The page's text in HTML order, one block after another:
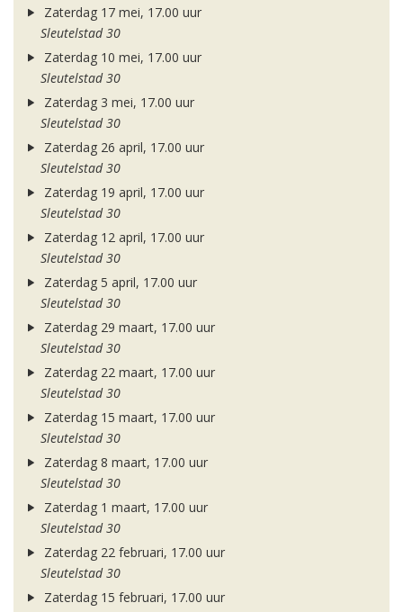
Zaterdag 17 mei, 17.00 uur
Sleutelstad 30
Zaterdag 10 mei, 17.00 uur
Sleutelstad 30
Zaterdag 3 mei, 17.00 uur
Sleutelstad 30
Zaterdag 26 april, 17.00 uur
Sleutelstad 30
Zaterdag 19 april, 17.00 uur
Sleutelstad 30
Zaterdag 12 april, 17.00 uur
Sleutelstad 30
Zaterdag 5 april, 17.00 uur
Sleutelstad 30
Zaterdag 29 maart, 17.00 uur
Sleutelstad 30
Zaterdag 22 maart, 17.00 uur
Sleutelstad 30
Zaterdag 15 maart, 17.00 uur
Sleutelstad 30
Zaterdag 8 maart, 17.00 uur
Sleutelstad 30
Zaterdag 1 maart, 17.00 uur
Sleutelstad 30
Zaterdag 22 februari, 17.00 uur
Sleutelstad 30
Zaterdag 15 februari, 17.00 uur